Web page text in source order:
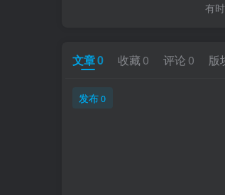
有
文章0 收藏 0 评论 0 版
发布0